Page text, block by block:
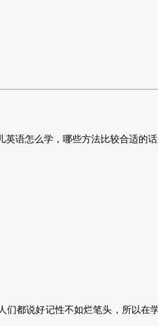
语怎么学，哪些方法比较合适的话
们都说好记性不如烂笔头，所以在